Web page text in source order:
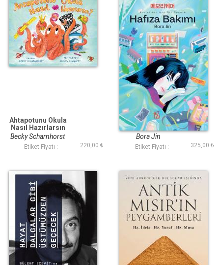
Ahtapotunu Okula
Nasıl Hazırlarsın
Becky Scharnhorst
Etiket Fiyatı : 220,00 ₺
Hafıza Bakımı
Bora Jin
Etiket Fiyatı : 325,00 ₺